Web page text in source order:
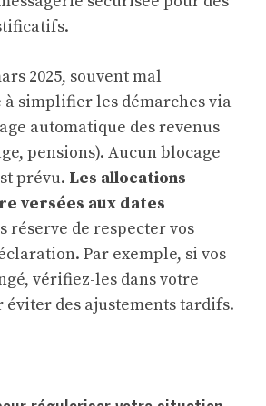
2025, souvent mal
simplifier les démarches via
automatique des revenus
pensions). Aucun blocage
prévu. Les allocations
versées aux dates
réserve de respecter vos
Par exemple, si vos
vérifiez-les dans votre
éviter des ajustements tardifs.